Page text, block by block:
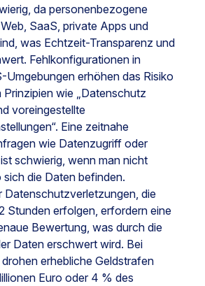
da personenbezogene
SaaS, private Apps und
was Echtzeit-Transparenz und
Fehlkonfigurationen in
Umgebungen erhöhen das Risiko
wie „Datenschutz
voreingestellte
Eine zeitnahe
wie Datenzugriff oder
schwierig, wenn man nicht
die Daten befinden.
Datenschutzverletzungen, die
Stunden erfolgen, erfordern eine
Bewertung, was durch die
Daten erschwert wird. Bei
erhebliche Geldstrafen
Euro oder 4 % des